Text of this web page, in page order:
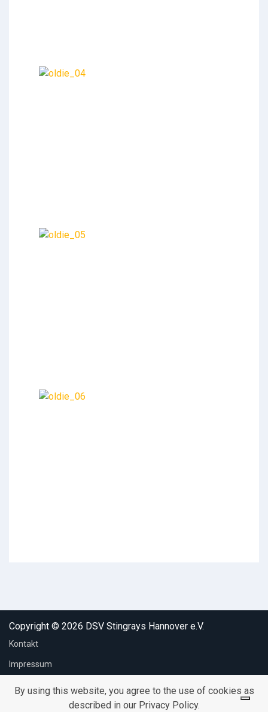
By using this website, you agree to the use of cookies as
described in our Privacy Policy.
Copyright © 2026 DSV Stingrays Hannover e.V.
Kontakt
Impressum